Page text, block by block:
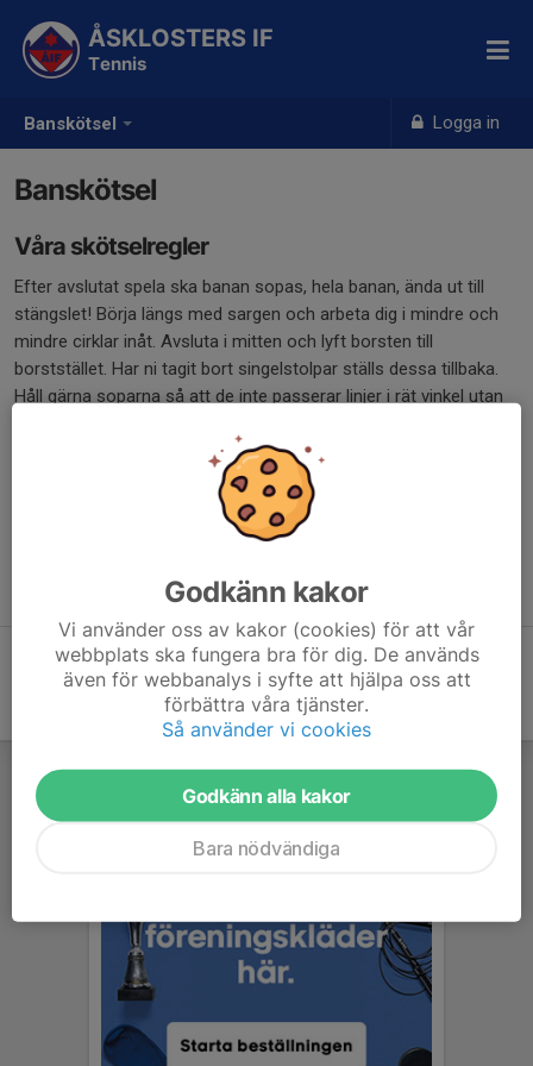
Banskötsel Logga in
ÅSKLOSTERS IF
Tennis
Banskötsel
Våra skötselregler
Efter avslutat spela ska banan sopas, hela banan, ända ut till
stängslet! Börja längs med sargen och arbeta dig i mindre och
mindre cirklar inåt. Avsluta i mitten och lyft borsten till
borststället. Har ni tagit bort singelstolpar ställs dessa tillbaka.
Håll gärna soparna så att de inte passerar linjer i rät vinkel utan
skapar gropar vid sidan om linjerna. Efter sopning borstas linjer
med linjeborstarna, undvik att borsta utanför linjerna.
Vi vattnar banan vid behov mellan 21-22 och är du den förste
avsedda slanghållare och ställ undan spridarna.
Godkänn kakor
Vi använder oss av kakor (cookies) för att vår
webbplats ska fungera bra för dig. De används
även för webbanalys i syfte att hjälpa oss att
förbättra våra tjänster.
Så använder vi cookies
Godkänn alla kakor
Bara nödvändiga